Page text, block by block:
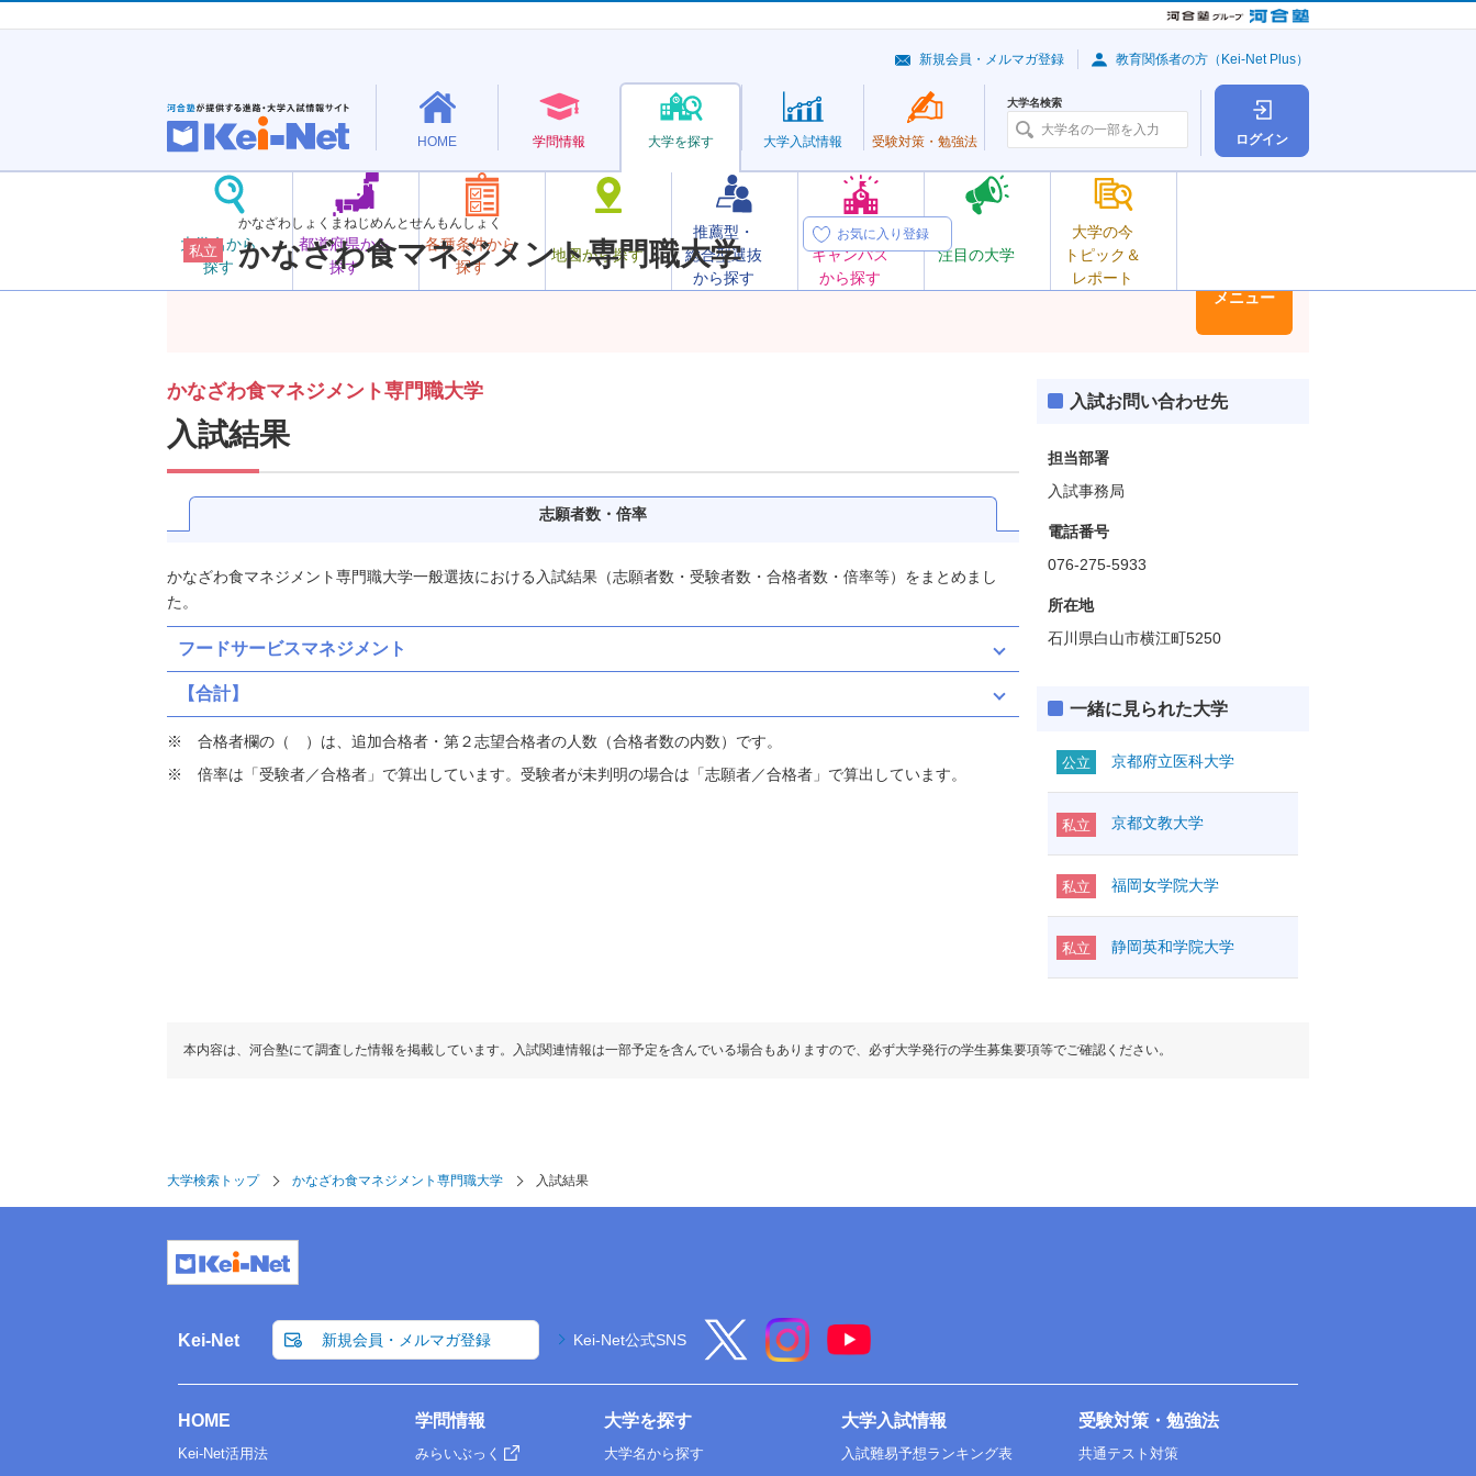
ログイン
HOME 学問情報 大学を探す
大学名から
探す
都道府県から
探す
各種条件から
探す
地図から探す
推薦型・
総合型選抜
から探す
オープン
キャンパス
から探す
注目の大学
大学の今
トピック＆
レポート
大学入試情報 受験対策・ 勉強法
大学名検索
新規会員・メルマガ登録 教育関係者の方（Kei-Net Plus）
私立
かなざわしょくまねじめんとせんもんしょく
かなざわ食マネジメント専門職大学
お気に入り登録
メニュー
かなざわ食マネジメント専門職大学
入試結果
志願者数・倍率
かなざわ食マネジメント専門職大学一般選抜における入試結果（志願者数・受験者数・合格者数・倍率等）をまとめまし
た。
フードサービスマネジメント
【合計】
合格者欄の（ ）は、追加合格者・第２志望合格者の人数（合格者数の内数）です。
倍率は「受験者／合格者」で算出しています。受験者が未判明の場合は「志願者／合格者」で算出しています。
入試お問い合わせ先
担当部署
入試事務局
電話番号
076-275-5933
所在地
石川県白山市横江町5250
一緒に見られた大学
公立 京都府立医科大学
私立 京都文教大学
私立 福岡女学院大学
私立 静岡英和学院大学
本内容は、河合塾にて調査した情報を掲載しています。入試関連情報は一部予定を含んでいる場合もありますので、必ず大学発行の学生募集要項等でご確認ください。
大学検索トップ かなざわ食マネジメント専門職大学 入試結果
Kei-Net 新規会員・メルマガ登録 Kei-Net公式SNS
HOME
Kei-Net活用法
学問情報
みらいぶっく
大学を探す
大学名から探す
大学入試情報
入試難易予想ランキング表
受験対策・勉強法
共通テスト対策